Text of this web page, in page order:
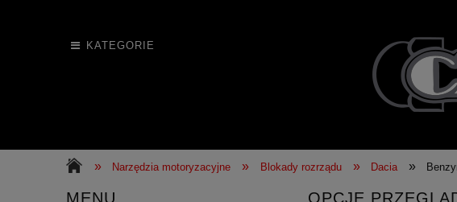
KATEGORIE
» Narzędzia motoryzacyjne » Blokady rozrządu » Dacia »
MENU OPCJE